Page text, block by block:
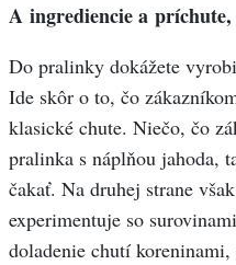
A ingrediencie a
Do pralinky dokážete
Ide skôr o to, čo
klasické chute. Niečo, čo
pralinka s náplňou jahoda,
čakať. Na druhej strane
experimentuje so
doladenie chutí